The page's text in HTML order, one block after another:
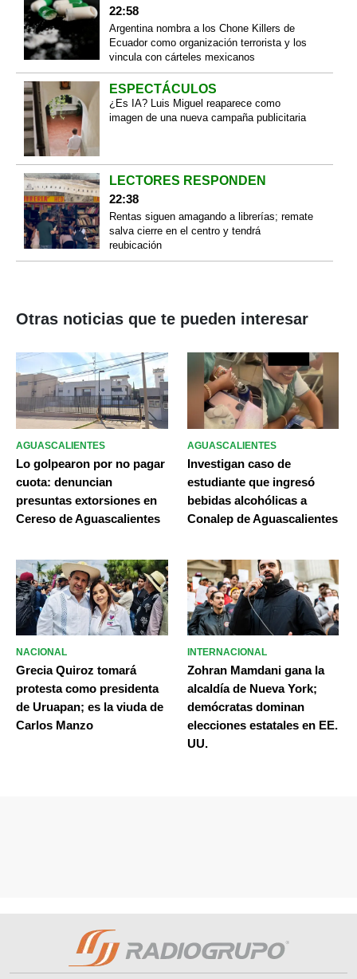
22:58
Argentina nombra a los Chone Killers de
Ecuador como organización terrorista y los
vincula con cárteles mexicanos
ESPECTÁCULOS
¿Es IA? Luis Miguel reaparece como
imagen de una nueva campaña publicitaria
LECTORES RESPONDEN
22:38
Rentas siguen amagando a librerías; remate
salva cierre en el centro y tendrá
reubicación
Otras noticias que te pueden interesar
AGUASCALIENTES
Lo golpearon por no pagar
cuota: denuncian
presuntas extorsiones en
Cereso de Aguascalientes
AGUASCALIENTES
Investigan caso de
estudiante que ingresó
bebidas alcohólicas a
Conalep de Aguascalientes
NACIONAL
Grecia Quiroz tomará
protesta como presidenta
de Uruapan; es la viuda de
Carlos Manzo
INTERNACIONAL
Zohran Mamdani gana la
alcaldía de Nueva York;
demócratas dominan
elecciones estatales en EE.
UU.